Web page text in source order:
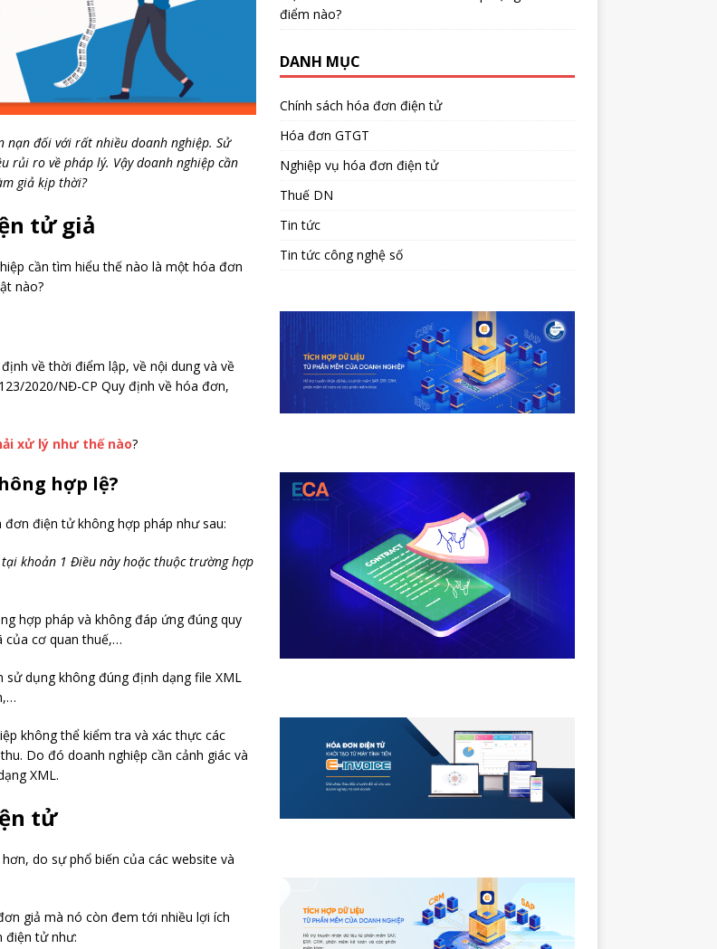
đối với rất nhiều doanh nghiệp. Sử
rủi ro về pháp lý. Vậy doanh nghiệp cần
giả kịp thời?
tử giả
cần tìm hiểu thế nào là một hóa đơn
nào?
về thời điểm lập, về nội dung và về
2020/NĐ-CP Quy định về hóa đơn,
xử lý như thế nào?
hợp lệ?
điện tử không hợp pháp như sau:
khoản 1 Điều này hoặc thuộc trường hợp
hợp pháp và không đáp ứng đúng quy
của cơ quan thuế,…
dụng không đúng định dạng file XML
không thể kiểm tra và xác thực các
Do đó doanh nghiệp cần cảnh giác và
XML.
tử
do sự phổ biến của các website và
giả mà nó còn đem tới nhiều lợi ích
điện tử như:
điểm nào?
DANH MỤC
Chính sách hóa đơn điện tử
Hóa đơn GTGT
Nghiệp vụ hóa đơn điện tử
Thuế DN
Tin tức
Tin tức công nghệ số